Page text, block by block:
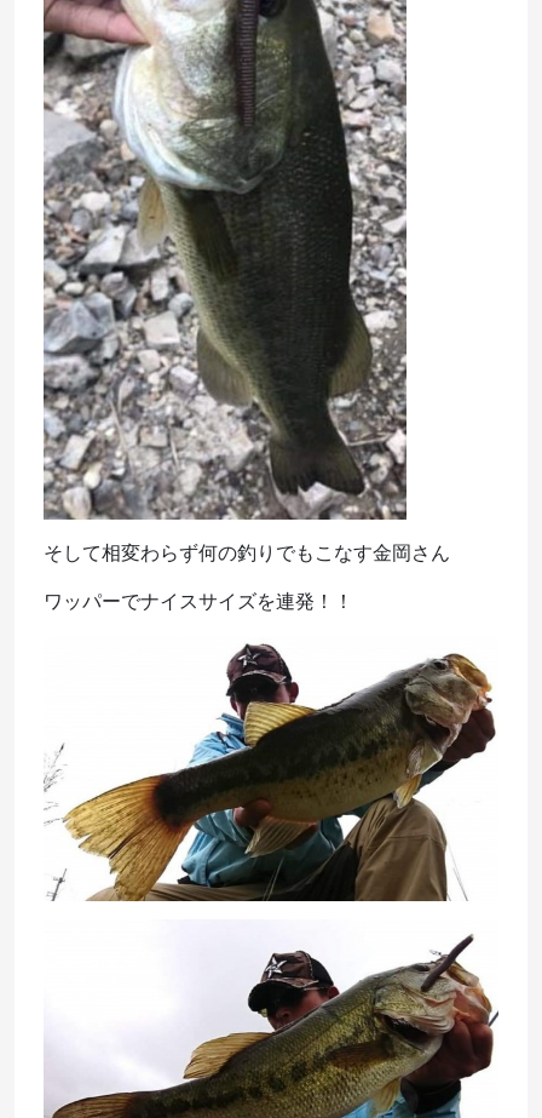
そして相変わらず何の釣りでもこなす金岡さん
ワッパーでナイスサイズを連発！！